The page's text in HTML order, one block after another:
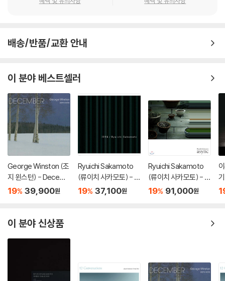
Milan Records USA
배송/반품/교환 안내
이 분야 베스트셀러
George Winston (조
지 윈스턴) - Decemb
er (디셈버) [SACD H
19% 39,900원
Ryuichi Sakamoto
(류이치 사카모토) - 1
996
19% 37,100원
Ryuichi Sakamoto
(류이치 사카모토) - A
sync [2LP]
19% 91,000원
이 분야 신상품